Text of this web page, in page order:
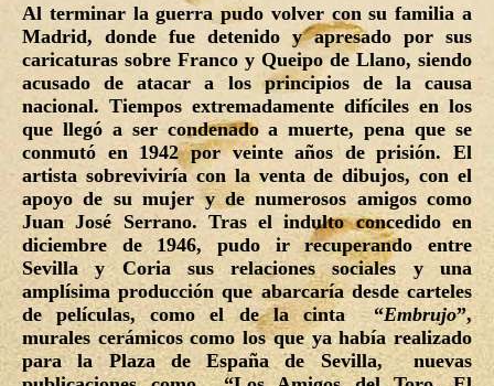
Al terminar la guerra pudo volver con su familia a
Madrid, donde fue detenido y apresado por sus
caricaturas sobre Franco y Queipo de Llano, siendo
acusado de atacar a los principios de la causa
nacional. Tiempos extremadamente difíciles en los
que llegó a ser condenado a muerte, pena que se
conmutó en 1942 por veinte años de prisión. El
artista sobreviviría con la venta de dibujos, con el
apoyo de su mujer y de numerosos amigos como
Juan José Serrano. Tras el indulto concedido en
diciembre de 1946, pudo ir recuperando entre
Sevilla y Coria sus relaciones sociales y una
amplísima producción que abarcaría desde carteles
de películas, como el de la cinta “Embrujo”,
murales cerámicos como los que ya había realizado
para la Plaza de España de Sevilla, nuevas